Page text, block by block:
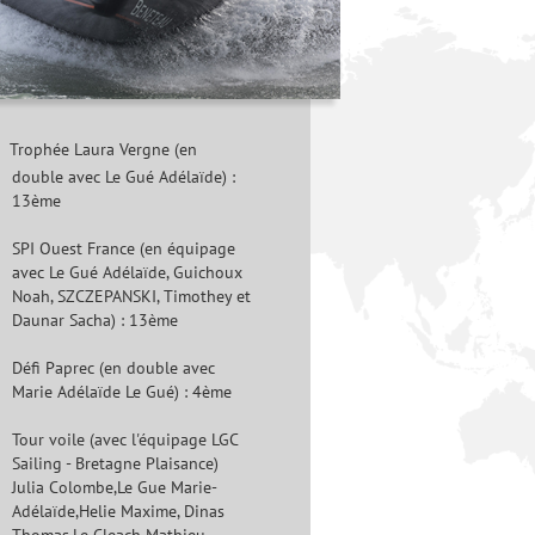
Trophée Laura Vergne (en
double avec Le Gué Adélaïde) :
13ème
SPI Ouest France (en équipage
avec Le Gué Adélaïde, Guichoux
Noah, SZCZEPANSKI, Timothey et
Daunar Sacha) : 13ème
Défi Paprec (en double avec
Marie Adélaïde Le Gué) : 4ème
Tour voile (avec l'équipage LGC
Sailing - Bretagne Plaisance)
Julia Colombe,Le Gue Marie-
Adélaïde,Helie Maxime, Dinas